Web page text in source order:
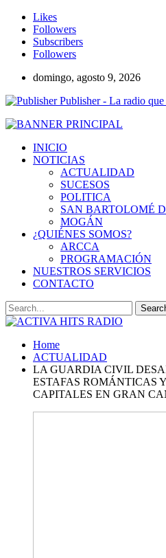
Likes
Followers
Subscribers
Followers
domingo, agosto 9, 2026
Publisher - La radio que
INICIO
NOTICIAS
ACTUALIDAD
SUCESOS
POLITICA
SAN BARTOLOMÉ
MOGÁN
¿QUIÉNES SOMOS?
ARCCA
PROGRAMACIÓN
NUESTROS SERVICIOS
CONTACTO
Home
ACTUALIDAD
LA GUARDIA CIVIL
ESTAFAS ROMÁNTICAS
CAPITALES EN GRAN